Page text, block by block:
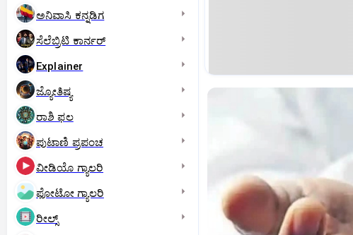
ಅನಿವಾಸಿ ಕನ್ನಡಿಗ
ಸೆಲೆಬ್ರಿಟಿ ಕಾರ್ನರ್‌
Explainer
ಜ್ಯೋತಿಷ್ಯ
ರಾಶಿ ಫಲ
ಪುಟಾಣಿ ಪ್ರಪಂಚ
ವೀಡಿಯೊ ಗ್ಯಾಲರಿ
ಫೋಟೋ ಗ್ಯಾಲರಿ
ರೀಲ್ಸ್